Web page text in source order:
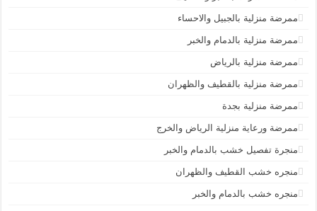
ممرضة منزلية بالجبيل والاحساء
ممرضة منزلية بالدمام والخبر
ممرضة منزلية بالرياض
ممرضة منزلية بالقطيف والظهران
ممرضة منزلية بجدة
ممرضة ورعاية منزلية الرياض والخرج
منجرة تفصيل خشب بالدمام والخبر
منجره خشب القطيف والظهران
منجره خشب بالدمام والخبر